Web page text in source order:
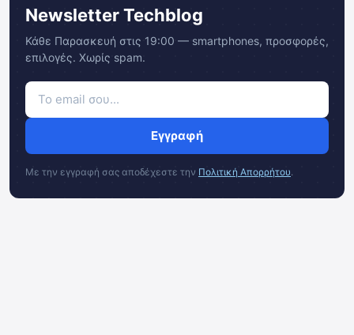
Newsletter Techblog
Κάθε Παρασκευή στις 19:00 — smartphones, προσφορές,
επιλογές. Χωρίς spam.
Εγγραφή
Με την εγγραφή σας αποδέχεστε την Πολιτική Απορρήτου.